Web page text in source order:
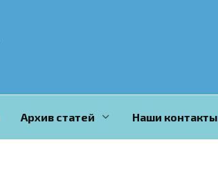
Архив статей Наши контакты